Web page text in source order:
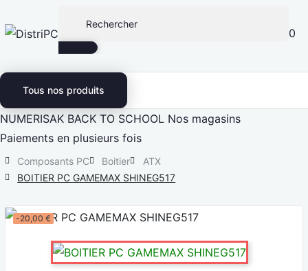
0
Tous nos produits
NUMERISAK BACK TO SCHOOL Nos magasins
Paiements en plusieurs fois
Composants PC Boitier
ATX
BOITIER PC GAMEMAX SHINEG517
-20,00 €